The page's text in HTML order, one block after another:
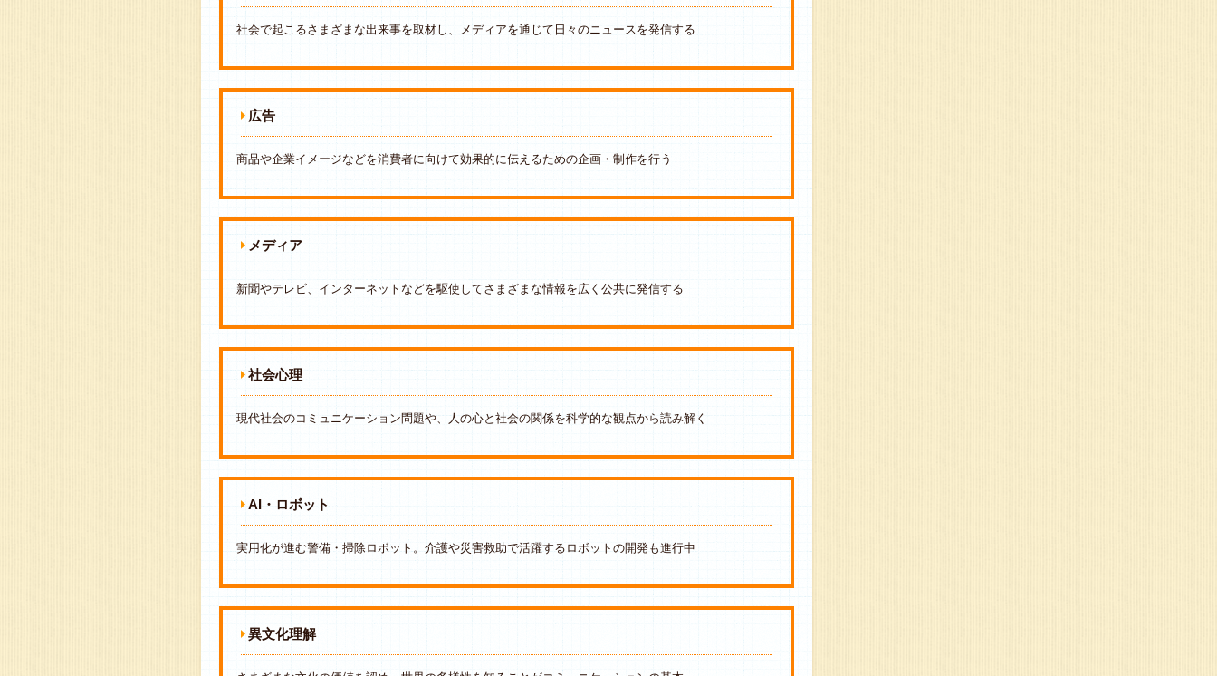
社会で起こるさまざまな出来事を取材し、メディアを通じて日々のニュースを発信する
広告
商品や企業イメージなどを消費者に向けて効果的に伝えるための企画・制作を行う
メディア
新聞やテレビ、インターネットなどを駆使してさまざまな情報を広く公共に発信する
社会心理
現代社会のコミュニケーション問題や、人の心と社会の関係を科学的な観点から読み解く
AI・ロボット
実用化が進む警備・掃除ロボット。介護や災害救助で活躍するロボットの開発も進行中
異文化理解